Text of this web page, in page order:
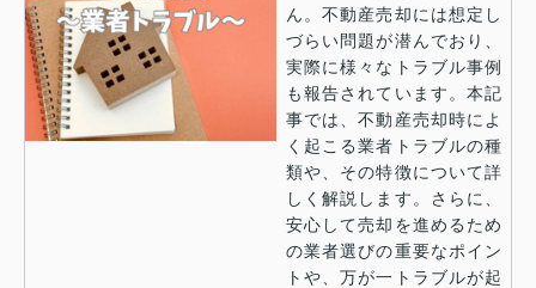
ん。不動産売却には想定し
づらい問題が潜んでおり、
実際に様々なトラブル事例
も報告されています。本記
事では、不動産売却時によ
く起こる業者トラブルの種
類や、その特徴について詳
しく解説します。さらに、
安心して売却を進めるため
の業者選びの重要なポイン
トや、万が一トラブルが起